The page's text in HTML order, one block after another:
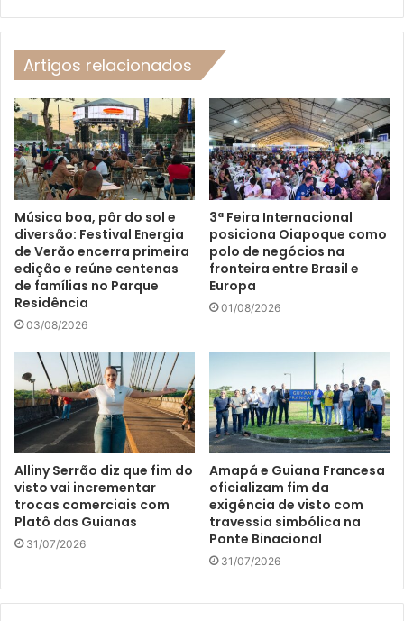
Artigos relacionados
Música boa, pôr do sol e
diversão: Festival Energia
de Verão encerra primeira
edição e reúne centenas
de famílias no Parque
Residência
03/08/2026
3ª Feira Internacional
posiciona Oiapoque como
polo de negócios na
fronteira entre Brasil e
Europa
01/08/2026
Alliny Serrão diz que fim do
visto vai incrementar
trocas comerciais com
Platô das Guianas
31/07/2026
Amapá e Guiana Francesa
oficializam fim da
exigência de visto com
travessia simbólica na
Ponte Binacional
31/07/2026